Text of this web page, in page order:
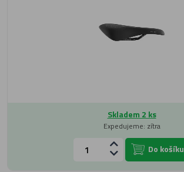
Skladem 2 ks
Expedujeme: zítra
Do košíku